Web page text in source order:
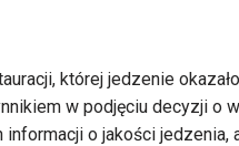
której jedzenie
w podjęciu decyzji o
o jakości jedzenia,